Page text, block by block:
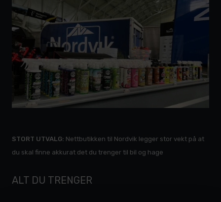
STORT UTVALG: Nettbutikken til Nordvik legger stor vekt på at
du skal finne akkurat det du trenger til bil og hage
ALT DU TRENGER